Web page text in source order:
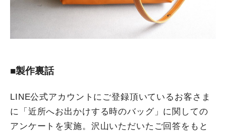
■製作裏話
LINE公式アカウントにご登録頂いているお客さま
に「近所へお出かけする時のバッグ」に関しての
アンケートを実施。沢山いただいたご回答をもと